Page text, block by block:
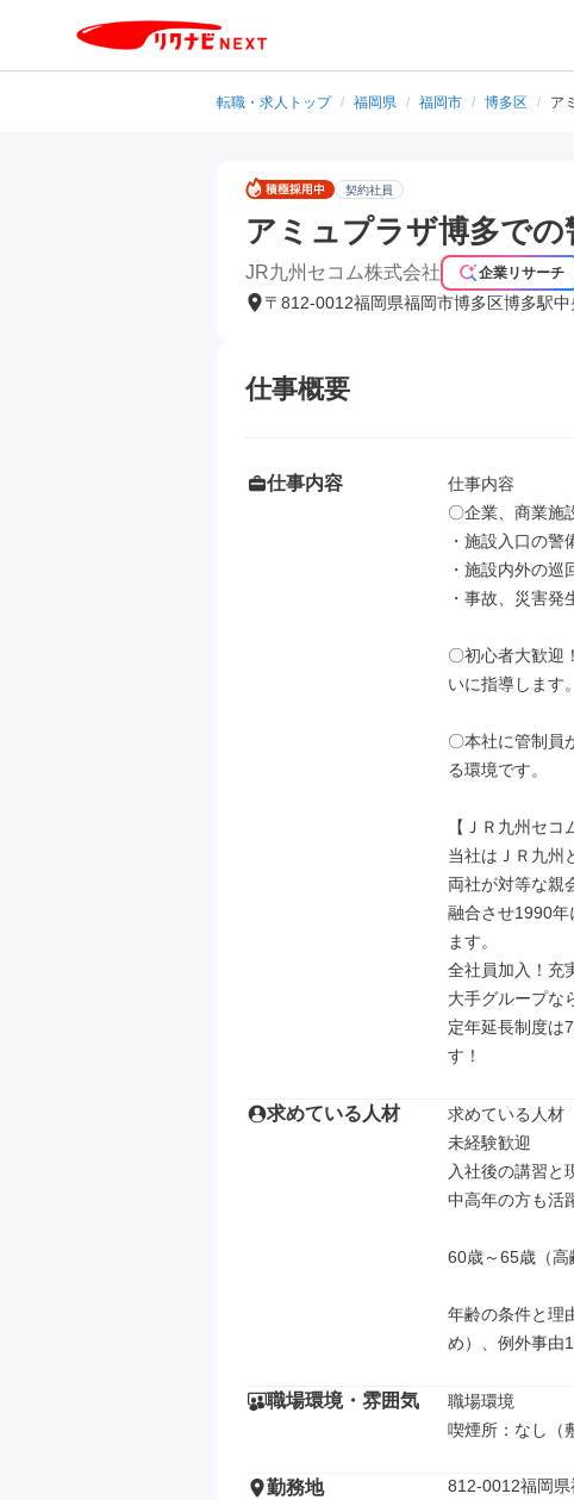
転職・求人トップ / 福岡県 / 福岡市 / 博多区 / ア
契約社員
アミュプラザ博多での
JR九州セコム株式会社 企業リサーチ
〒812-0012福岡県福岡市博多区博多駅中
仕事概要
仕事内容
仕事内容
〇企業、商業施
・施設入口の
・施設内外の巡
・事故、災害
〇初心者大歓迎
いに指導します
〇本社に管制員
る環境です。
【ＪＲ九州セコ
当社はＪＲ九州
両社が対等な親
融合させ1990
ます。
全社員加入！充
大手グループな
定年延長制度は
す！
求めている人材
求めている人材
未経験歓迎
入社後の講習と
中高年の方も活
60歳～65歳（高
年齢の条件と理
め）、例外事由
職場環境・雰囲気
職場環境
喫煙所：なし（
勤務地 812-0012福岡県